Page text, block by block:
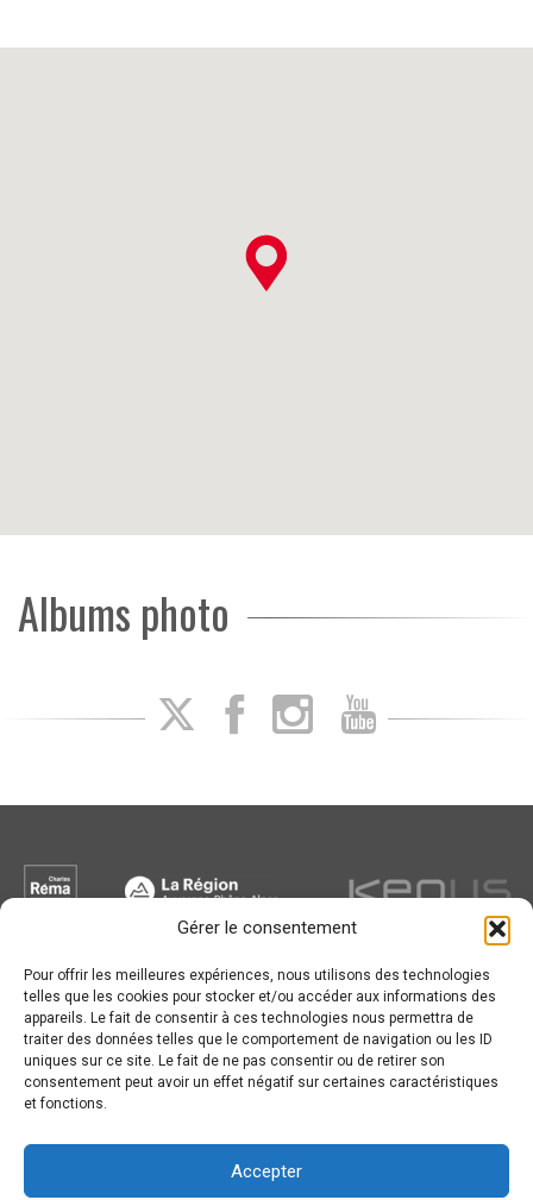
Gérer le consentement
Pour offrir les meilleures expériences, nous utilisons des technologies
telles que les cookies pour stocker et/ou accéder aux informations des
appareils. Le fait de consentir à ces technologies nous permettra de
traiter des données telles que le comportement de navigation ou les ID
uniques sur ce site. Le fait de ne pas consentir ou de retirer son
consentement peut avoir un effet négatif sur certaines caractéristiques
et fonctions.
Accepter
Albums photo
Newsletter
Plan du site